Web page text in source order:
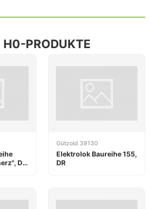
PRODUKTE
DB
Gützold 39130
Elektrolok Baureihe 155,
DR